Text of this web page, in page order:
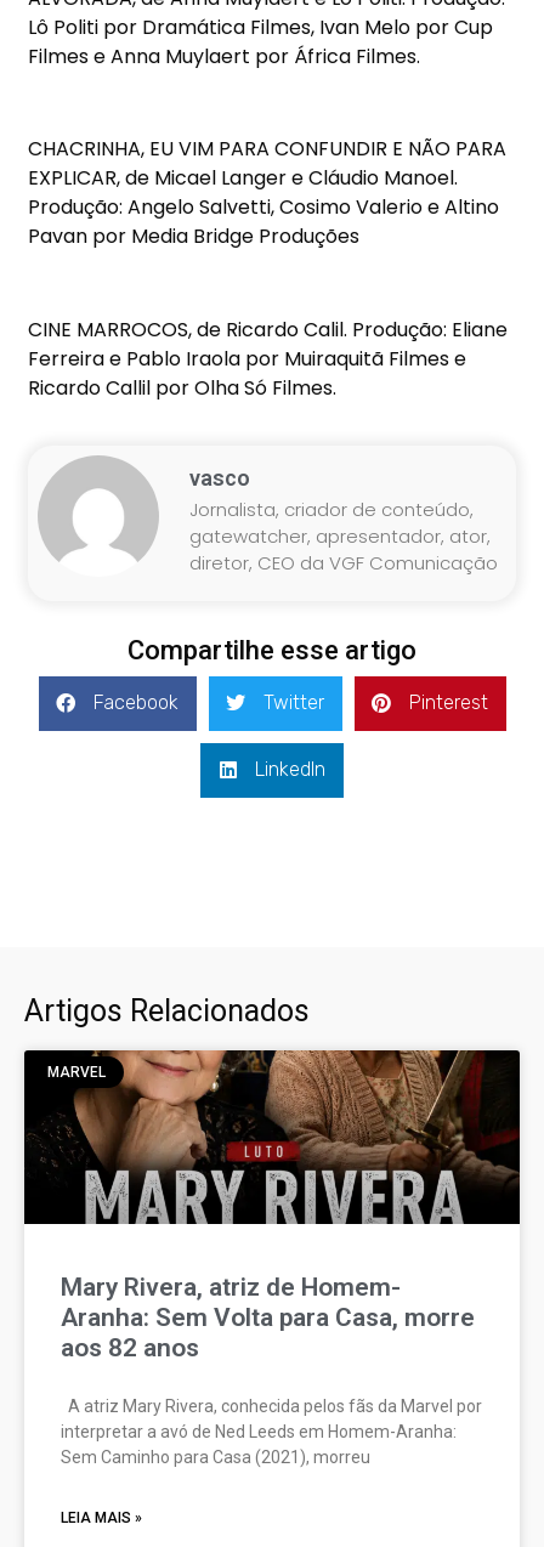
Lô Politi por Dramática Filmes, Ivan Melo por Cup
Filmes e Anna Muylaert por África Filmes.
CHACRINHA, EU VIM PARA CONFUNDIR E NÃO PARA
EXPLICAR, de Micael Langer e Cláudio Manoel.
Produção: Angelo Salvetti, Cosimo Valerio e Altino
Pavan por Media Bridge Produções
CINE MARROCOS, de Ricardo Calil. Produção: Eliane
Ferreira e Pablo Iraola por Muiraquitã Filmes e
Ricardo Callil por Olha Só Filmes.
vasco
Jornalista, criador de conteúdo,
gatewatcher, apresentador, ator,
diretor, CEO da VGF Comunicação
Compartilhe esse artigo
Facebook Twitter Pinterest
LinkedIn
Artigos Relacionados
MARVEL
Mary Rivera, atriz de Homem-
Aranha: Sem Volta para Casa, morre
aos 82 anos
A atriz Mary Rivera, conhecida pelos fãs da Marvel por
interpretar a avó de Ned Leeds em Homem-Aranha:
Sem Caminho para Casa (2021), morreu
LEIA MAIS »